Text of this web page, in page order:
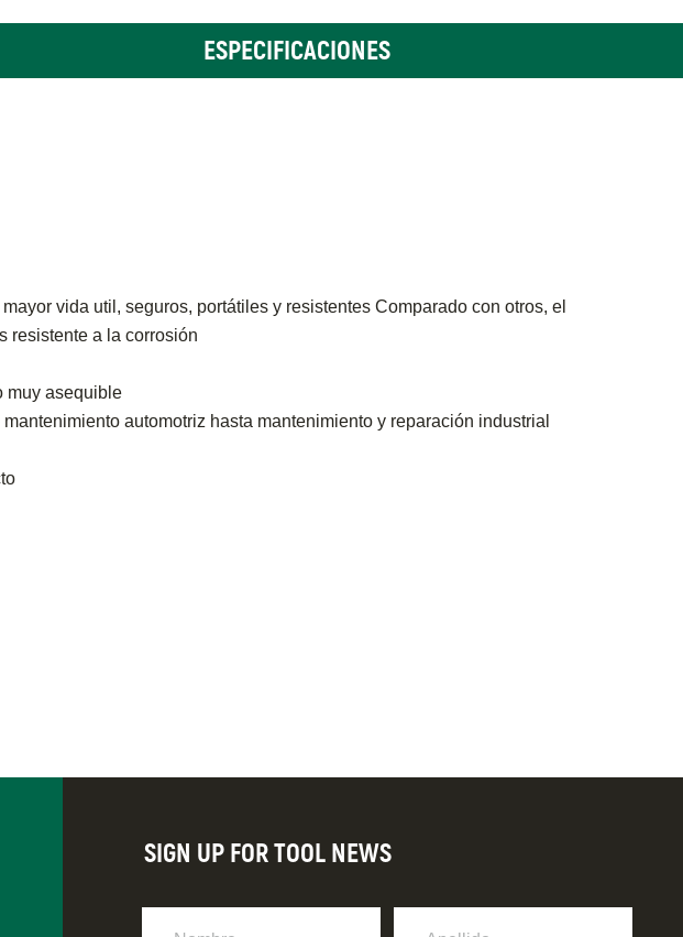
ESPECIFICACIONES
vida util, seguros, portátiles y resistentes Comparado con otros, el
resistente a la corrosión
muy asequible
automotriz hasta mantenimiento y reparación industrial
SIGN UP FOR TOOL NEWS